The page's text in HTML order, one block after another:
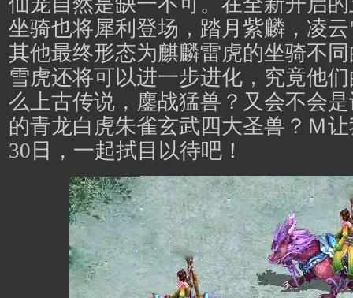
坐骑也将犀利登场，踏月紫麟，凌
其他最终形态为麒麟雷虎的坐骑不
雪虎还将可以进一步进化，究竟他
么上古传说，鏖战猛兽？又会不会
的青龙白虎朱雀玄武四大圣兽？Ｍ
30日，一起拭目以待吧！